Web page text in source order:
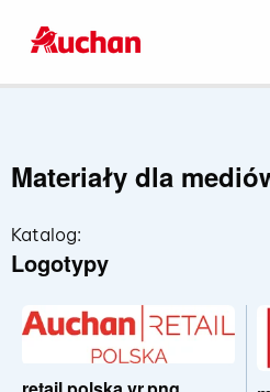
Materiały dla
Katalog:
Logotypy